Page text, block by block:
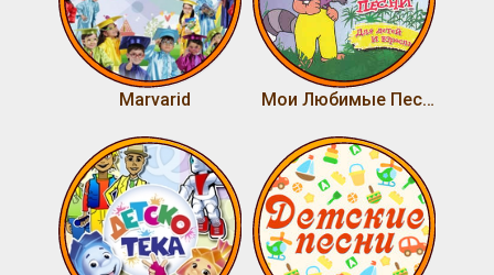
Marvarid Мои Любимые Песни